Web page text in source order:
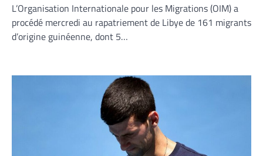
L’Organisation Internationale pour les Migrations (OIM) a
procédé mercredi au rapatriement de Libye de 161 migrants
d’origine guinéenne, dont 5…